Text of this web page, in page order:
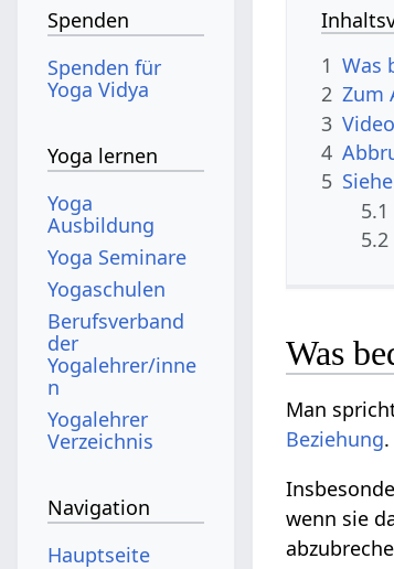
1 Was
2 Zum
3
4
5
5.1
5.2
Was
Man
Beziehung.
wenn sie
Spenden
Spenden für
Yoga Vidya
Yoga lernen
Yoga
Ausbildung
Yoga Seminare
Yogaschulen
Berufsverband
der
Yogalehrer/inne
n
Yogalehrer
Verzeichnis
Navigation
Hauptseite